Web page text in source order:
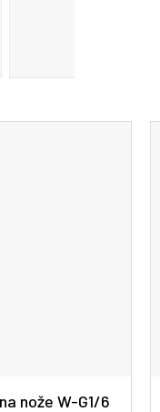
nože W-G1/6